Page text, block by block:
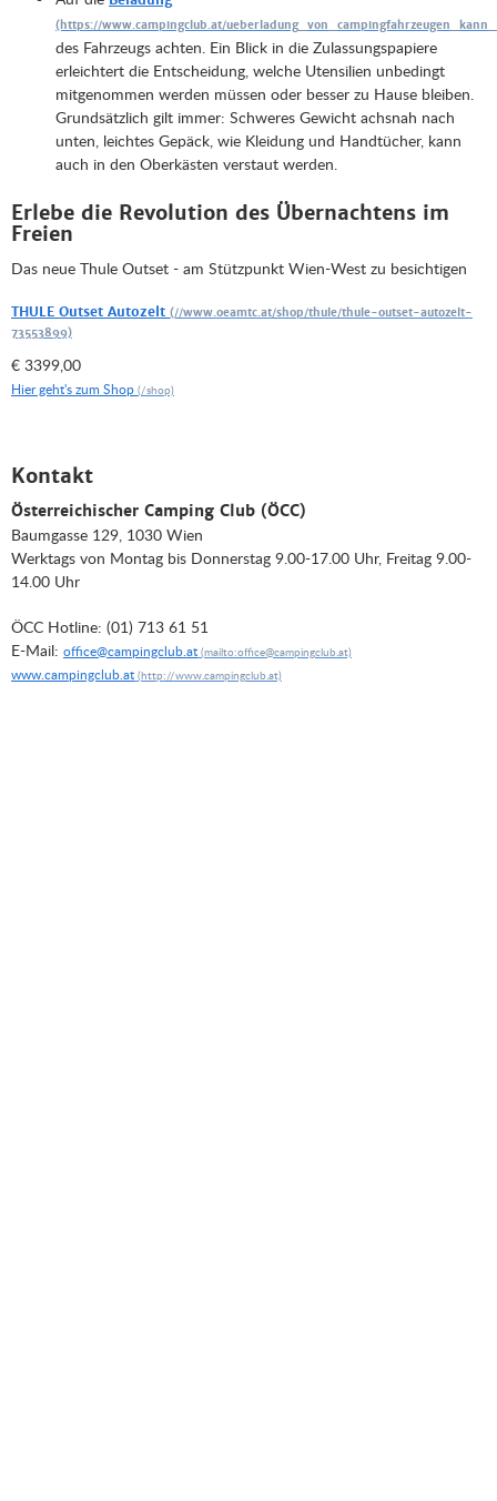
des Fahrzeugs achten. Ein Blick in die Zulassungspapiere
erleichtert die Entscheidung, welche Utensilien unbedingt
mitgenommen werden müssen oder besser zu Hause bleiben.
Grundsätzlich gilt immer: Schweres Gewicht achsnah nach
unten, leichtes Gepäck, wie Kleidung und Handtücher, kann
auch in den Oberkästen verstaut werden.
Erlebe die Revolution des Übernachtens im
Freien
Das neue Thule Outset - am Stützpunkt Wien-West zu besichtigen
THULE Outset Autozelt
€ 3399,00
Hier geht's zum Shop
Kontakt
Österreichischer Camping Club (ÖCC)
Baumgasse 129, 1030 Wien
Werktags von Montag bis Donnerstag 9.00-17.00 Uhr, Freitag 9.00-
14.00 Uhr
ÖCC Hotline: (01) 713 61 51
E-Mail: office@campingclub.at
www.campingclub.at